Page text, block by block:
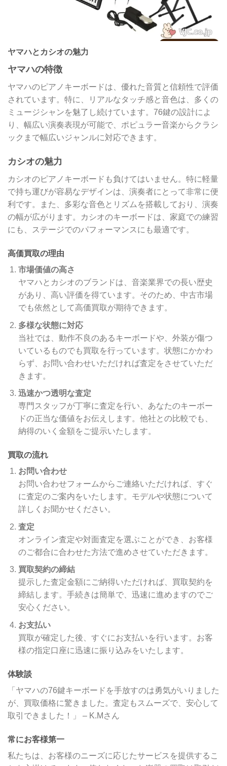
ヤマハとカシオの魅力
ヤマハの特徴
ヤマハのピアノキーボードは、優れた音質と信頼性で評価
されています。特に、リアルなタッチ感と音色は、多くの
ミュージシャンを魅了し続けています。76鍵の設計によ
り、幅広い演奏表現が可能で、ポピュラー音楽からクラシ
ックまで幅広いジャンルに対応できます。
カシオの魅力
カシオのピアノキーボードも負けてはいません。特に軽量
で持ち運びが容易なデザインは、演奏者にとって非常に便
利です。また、多彩な音色とリズムを搭載しており、演奏
の幅が広がります。カシオのキーボードは、家庭での練習
にも、ステージでのパフォーマンスにも最適です。
高価買取の理由
市場価値の高さ
ヤマハとカシオのブランドは、音楽業界での長い歴史
があり、高い評価を得ています。そのため、中古市場
でも依然として高価買取が期待できます。
多様な状態に対応
当社では、動作不良のあるキーボードや、外装が傷つ
いているものでも買取を行っています。状態にかかわ
らず、お問い合わせいただければ査定をさせていただ
きます。
迅速かつ透明な査定
専門スタッフが丁寧に査定を行い、あなたのキーボー
ドの正当な価値をお伝えします。他社との比較でも、
納得のいく金額をご提示いたします。
買取の流れ
お問い合わせ
お問い合わせフォームからご連絡いただければ、すぐ
に査定のご案内をいたします。モデルや状態について
詳しくお聞かせください。
査定
オンライン査定や対面査定を選ぶことができ、お客様
のご都合に合わせた方法で進めさせていただきます。
買取契約の締結
提示した査定金額にご納得いただければ、買取契約を
締結します。手続きは簡単で、迅速に進めますのでご
安心ください。
お支払い
買取が確定した後、すぐにお支払いを行います。お客
様の指定口座に迅速に振り込みをいたします。
体験談
「ヤマハの76鍵キーボードを手放すのは勇気がいりました
が、買取価格に驚きました。査定もスムーズで、安心して
取引できました！」 – K.Mさん
常にお客様第一
私たちは、お客様のニーズに応じたサービスを提供するこ